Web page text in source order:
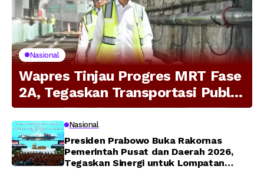
Nasional
Wapres Tinjau Progres MRT Fase
2A, Tegaskan Transportasi Publik
Modern Jadi Prioritas Nasional
Nasional
Presiden Prabowo Buka Rakornas
Pemerintah Pusat dan Daerah 2026,
Tegaskan Sinergi untuk Lompatan